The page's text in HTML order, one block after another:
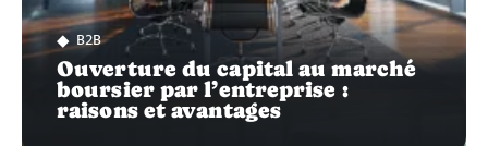
B2B
Ouverture du capital au marché
boursier par l’entreprise :
raisons et avantages